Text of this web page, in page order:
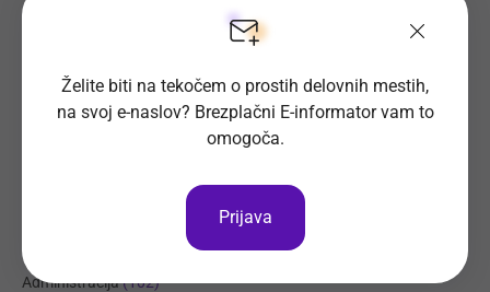
Tehnične storitve, Mehanika(325)
Trgovina (216)
Transport, Nabava, Logistika (204)
Prehrambena industrija, Živilstvo (137)
Elektrotehnika, Elektronika, Telekomunikacije
Administracija(102)
Želite biti na tekočem o prostih delovnih mestih,
na svoj e-naslov? Brezplačni E-informator vam to
omogoča.
Prijava